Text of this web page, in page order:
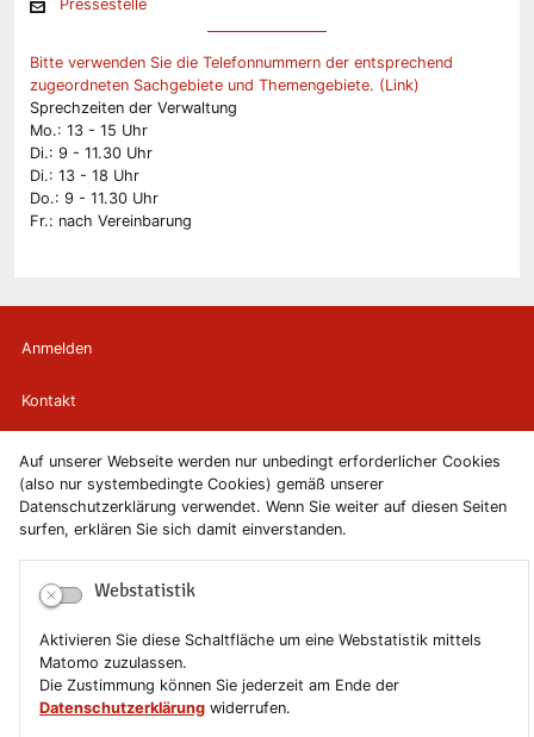
Auf unserer Webseite werden nur unbedingt erforderlicher Cookies
(also nur systembedingte Cookies) gemäß unserer
Datenschutzerklärung verwendet. Wenn Sie weiter auf diesen Seiten
surfen, erklären Sie sich damit einverstanden.
Webstatistik
Aktivieren Sie diese Schaltfläche um eine Webstatistik mittels
Matomo zuzulassen.
Die Zustimmung können Sie jederzeit am Ende der
Datenschutzerklärung widerrufen.
Pressestelle
Bitte verwenden Sie die Telefonnummern der entsprechend
zugeordneten Sachgebiete und Themengebiete. (Link)
Sprechzeiten der Verwaltung
Mo.: 13 - 15 Uhr
Di.: 9 - 11.30 Uhr
Di.: 13 - 18 Uhr
Do.: 9 - 11.30 Uhr
Fr.: nach Vereinbarung
Anmelden
Kontakt
Newsletter
Newsletterabmeldung
Impressum
Datenschutzerklärung
Erklärung zur Barrierefreiheit
Leichte Sprache